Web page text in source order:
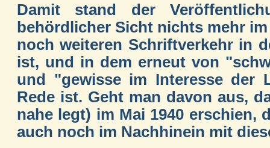
Damit stand der
behördlicher Sicht nichts mehr
noch weiteren Schriftverkehr in
ist, und in dem erneut von
und "gewisse im Interesse der
Rede ist. Geht man davon aus,
nahe legt) im Mai 1940 erschien,
auch noch im Nachhinein mit